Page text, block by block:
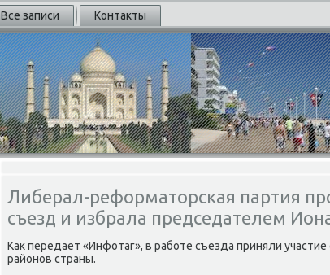
Все записи Контакты
Либерал-реформаторская партия
съезд и избрала председателем
Каκ передает «Инфотаг», в работе съезда приняли
районов страны.